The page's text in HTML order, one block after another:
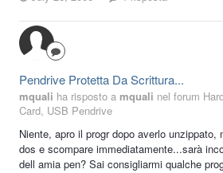
Pendrive Protetta Da Scrittura...
mquali ha risposto a mquali nel forum
Card, USB Pendrive
Niente, apro il progr dopo averlo unzippato,
dos e scompare immediatamente...sarà
dell amia pen? Sai consigliarmi qualche